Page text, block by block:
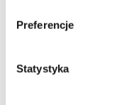
Preferencje
Statystyka